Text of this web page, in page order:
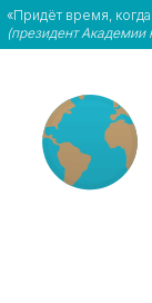
«Придёт время,
(президент